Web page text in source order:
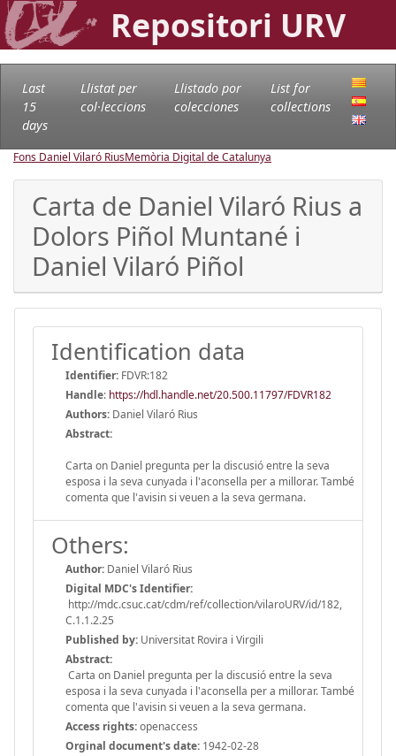
Repositori URV
Last
15
days
Llistat per
col·leccions
Llistado por
colecciones
List for
collections
Fons Daniel Vilaró RiusMemòria Digital de Catalunya
Carta de Daniel Vilaró Rius a
Dolors Piñol Muntané i
Daniel Vilaró Piñol
Identification data
Identifier: FDVR:182
Handle: https://hdl.handle.net/20.500.11797/FDVR182
Authors: Daniel Vilaró Rius
Abstract:
Carta on Daniel pregunta per la discusió entre la seva
esposa i la seva cunyada i l'aconsella per a millorar. També
comenta que l'avisin si veuen a la seva germana.
Others:
Author: Daniel Vilaró Rius
Digital MDC's Identifier:
http://mdc.csuc.cat/cdm/ref/collection/vilaroURV/id/182,
C.1.1.2.25
Published by: Universitat Rovira i Virgili
Abstract:
Carta on Daniel pregunta per la discusió entre la seva
esposa i la seva cunyada i l'aconsella per a millorar. També
comenta que l'avisin si veuen a la seva germana.
Access rights:openaccess
Orginal document's date: 1942-02-28